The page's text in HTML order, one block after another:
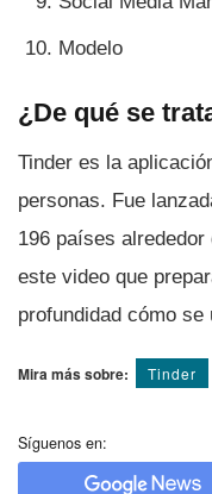
Modelo
¿De qué se
Tinder es la
personas. Fue
196 paí­ses
este video que
profundidad cómo se
Mira más sobre: Tinder
Síguenos en: